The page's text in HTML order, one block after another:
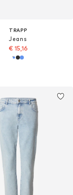
TRAPP
Jeans
€ 15,16